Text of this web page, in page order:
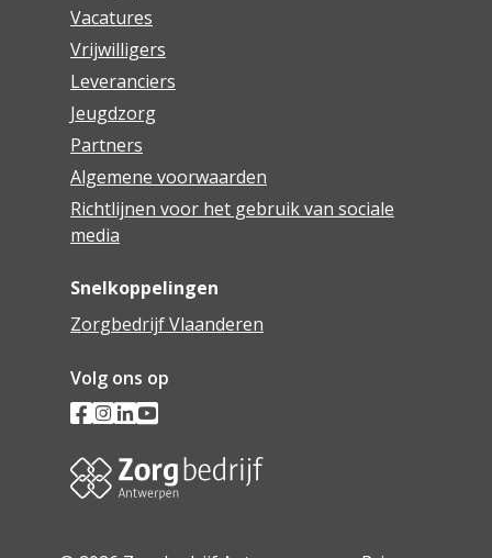
Vacatures
Vrijwilligers
Leveranciers
Jeugdzorg
Partners
Algemene voorwaarden
Richtlijnen voor het gebruik van sociale
media
Snelkoppelingen
Zorgbedrijf Vlaanderen
Volg ons op